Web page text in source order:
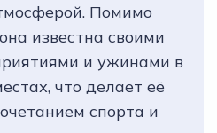
Помимо
известна своими
и ужинами в
что делает её
спорта и